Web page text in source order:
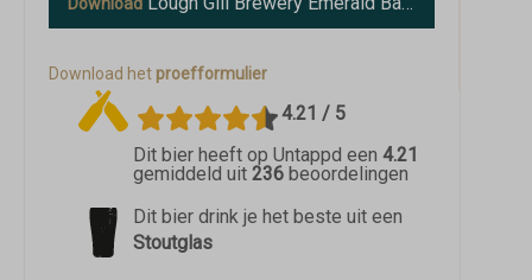
Download het proefformulier
4.21 / 5
Dit bier heeft op Untappd een 4.21
gemiddeld uit 236 beoordelingen
Dit bier drink je het beste uit een
Stoutglas